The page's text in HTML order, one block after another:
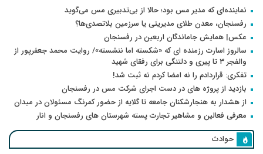
نماینده‌ای که مدیر مس بود؛ حالا از بی‌تدبیری مس می‌گوید
رفسنجان، معدن طلای مدیریتی یا سرزمین بلاتصدی‌ها؟
عکس| همایش جاماندگان اربعین در رفسنجان
سالروز اسارت رزمنده ای که «شکسته اما ننشسته»/ روایت محمد جعفرپور از
والفجر ۳ تا پیری و دلتنگی برای رفقای شهید
تفکری: قراردادم را نه امضا کردم نه ثبت شد!
بازدید از پروژه های در دست اجرای شرکت مس در رفسنجان
از هشدار به هنجارشکنان جامعه تا گلایه از حضور کمرنگ مسئولان در میدان
معرفی فعالین و مشاهیر تجارت پسته شهرستان های رفسنجان و انار
حوادث